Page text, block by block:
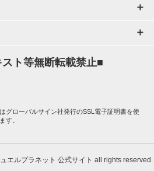
ト等無断転載禁止■
グローバルサイン社発行のSSL電子証明書を使
す。
エルプラネット 公式サイト all rights reserved.